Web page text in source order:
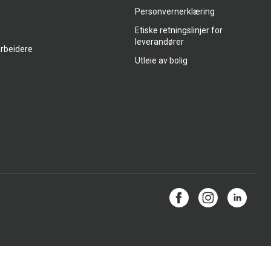
Personvernerklæring
Etiske retningslinjer for
leverandører
Utleie av bolig